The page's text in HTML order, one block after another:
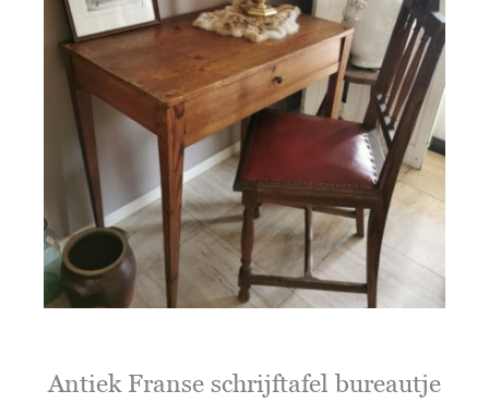
Antiek Franse schrijftafel bureautje